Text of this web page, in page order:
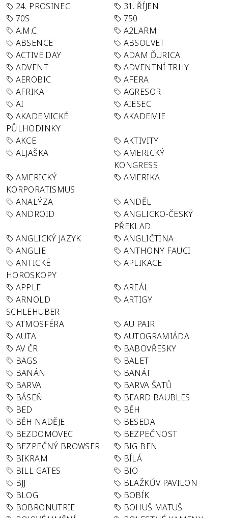
24. PROSINEC
31. ŘÍJEN
70S
750
A.M.C.
A2LARM
ABSENCE
ABSOLVET
ACTIVE DAY
ADAM ĎURICA
ADVENT
ADVENTNÍ TRHY
AEROBIC
AFERA
AFRIKA
AGRESOR
AI
AIESEC
AKADEMICKÉ
PŮLHODINKY
AKADEMIE
AKCE
AKTIVITY
ALJAŠKA
AMERICKÝ
KONGRESS
AMERICKÝ
KORPORATISMUS
AMERIKA
ANALÝZA
ANDĚL
ANDROID
ANGLICKO-ČESKÝ
PŘEKLAD
ANGLICKÝ JAZYK
ANGLIČTINA
ANGLIE
ANTHONY FAUCI
ANTICKÉ
HOROSKOPY
APLIKACE
APPLE
AREÁL
ARNOLD
SCHLEHUBER
ARTIGY
ATMOSFÉRA
AU PAIR
AUTA
AUTOGRAMIÁDA
AV ČR
BABOVŘESKY
BAGS
BALET
BANÁN
BANÁT
BARVA
BARVA ŠATŮ
BÁSEŇ
BEARD BAUBLES
BED
BĚH
BĚH NADĚJE
BESEDA
BEZDOMOVEC
BEZPEČNOST
BEZPEČNÝ BROWSER
BIG BEN
BIKRAM
BÍLÁ
BILL GATES
BIO
BJJ
BLAŽKŮV PAVILON
BLOG
BOBÍK
BOBRONUTRIE
BOHUŠ MATUŠ